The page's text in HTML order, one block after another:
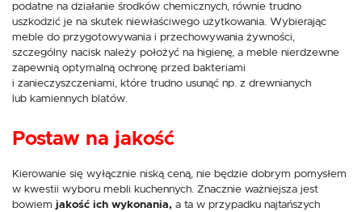
podatne na działanie środków chemicznych, równie trudno
uszkodzić je na skutek niewłaściwego użytkowania. Wybierając
meble do przygotowywania i przechowywania żywności,
szczególny nacisk należy położyć na higienę, a meble nierdzewne
zapewnią optymalną ochronę przed bakteriami
i zanieczyszczeniami, które trudno usunąć np. z drewnianych
lub kamiennych blatów.
Postaw na jakość
Kierowanie się wyłącznie niską ceną, nie będzie dobrym pomysłem
w kwestii wyboru mebli kuchennych. Znacznie ważniejsza jest
bowiem jakość ich wykonania, a ta w przypadku najtańszych